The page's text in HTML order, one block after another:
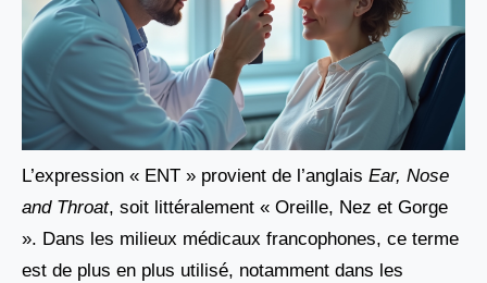
L’expression « ENT » provient de l’anglais Ear, Nose
and Throat, soit littéralement « Oreille, Nez et Gorge
». Dans les milieux médicaux francophones, ce terme
est de plus en plus utilisé, notamment dans les